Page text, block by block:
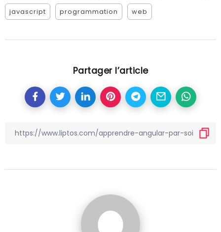
javascript programmation web
Partager l’article